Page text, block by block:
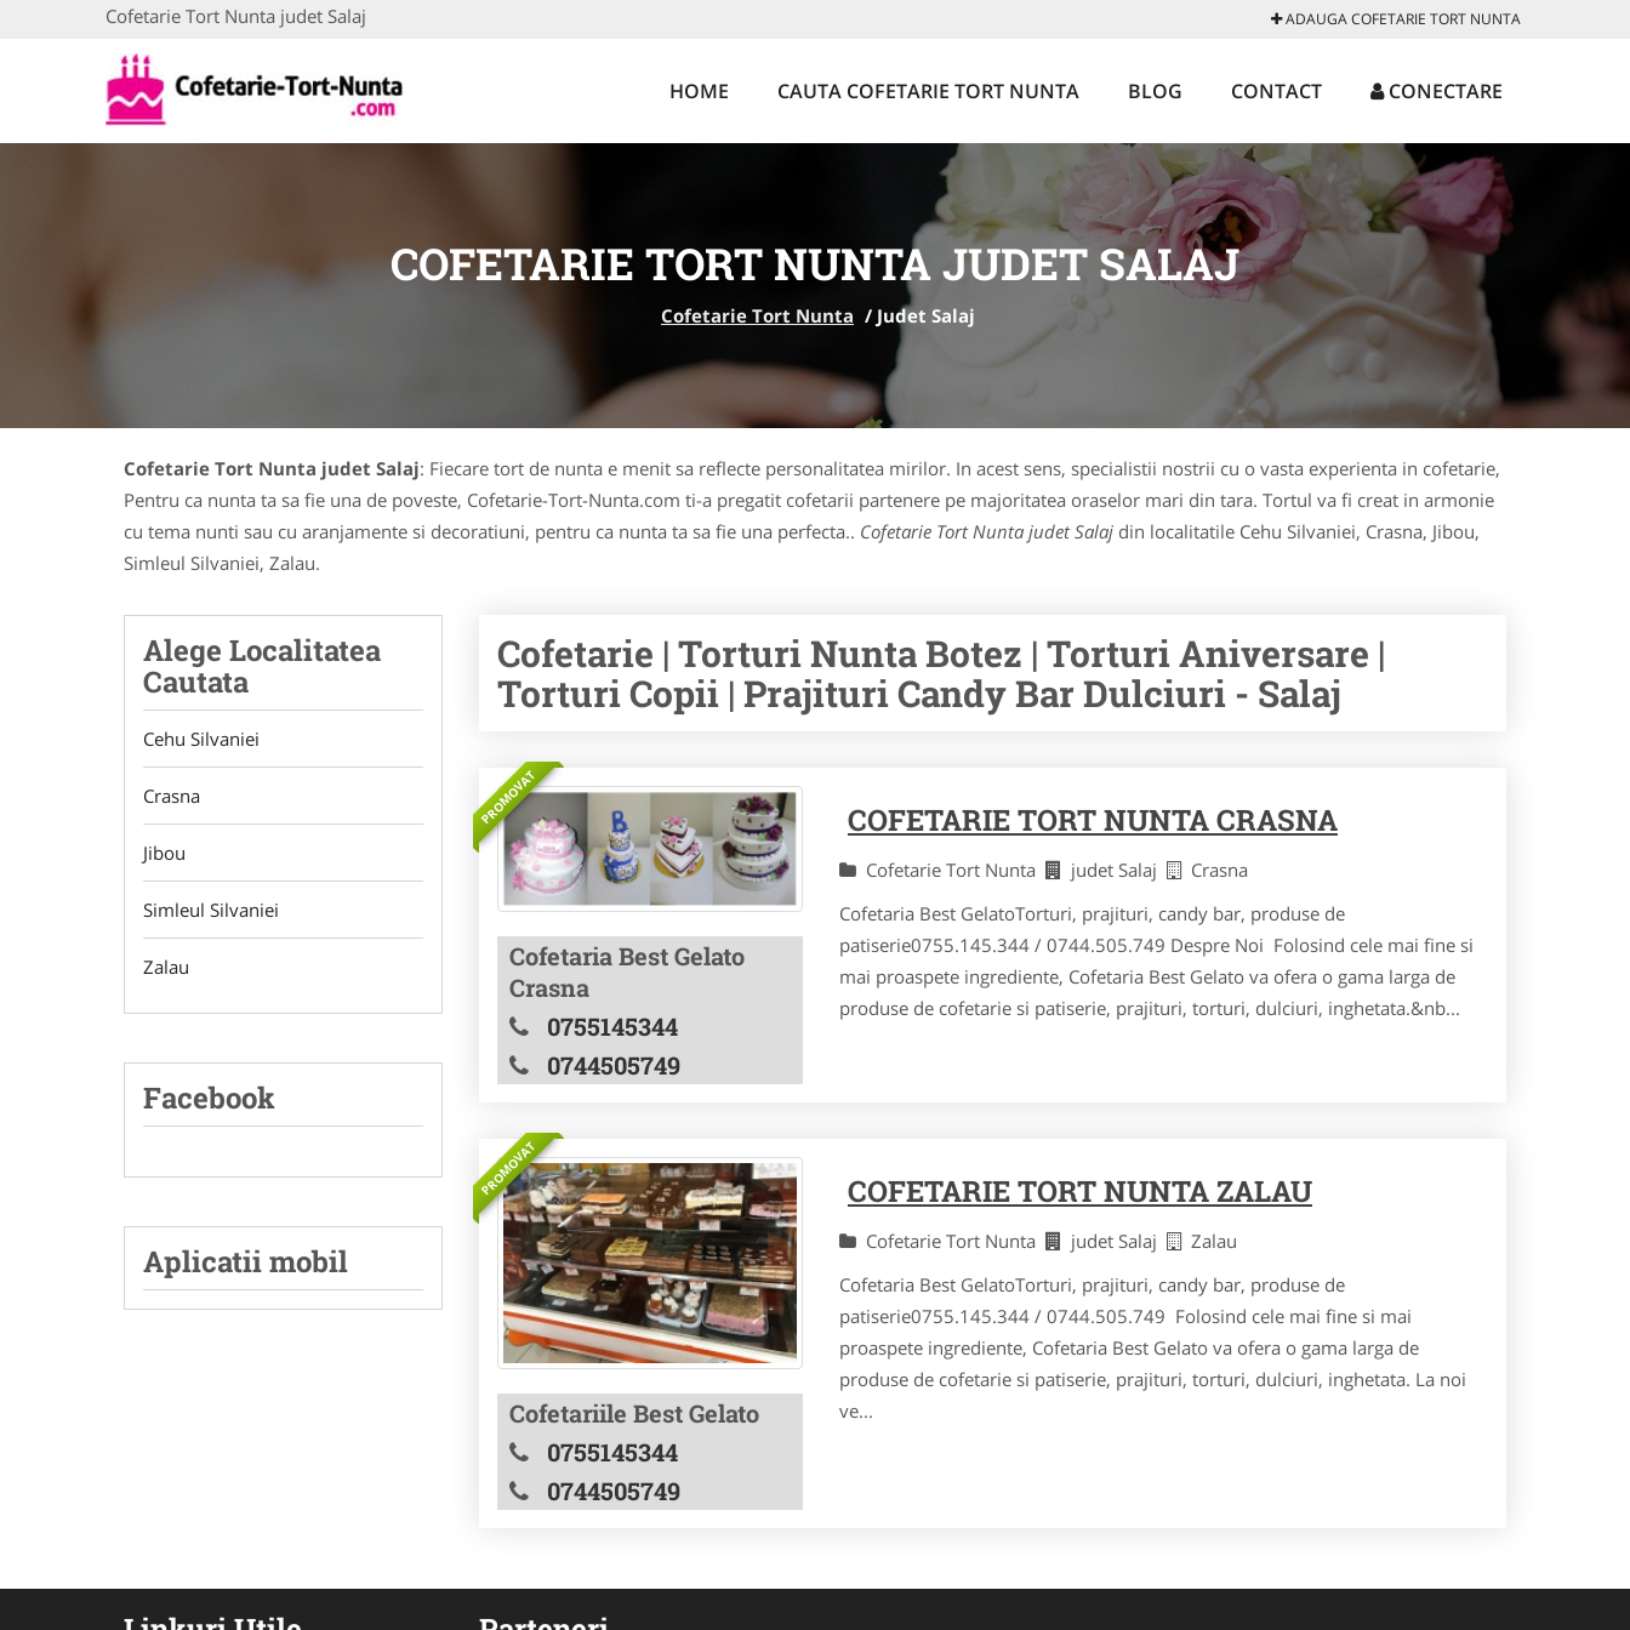
Cofetarie Tort Nunta judet Salaj ADAUGA COFETARIE TORT NUNTA
HOME CAUTA COFETARIE TORT NUNTA BLOG CONTACT CONECTARE
COFETARIE TORT NUNTA JUDET SALAJ
Cofetarie Tort Nunta / Judet Salaj
Cofetarie Tort Nunta judet Salaj: Fiecare tort de nunta e menit sa reflecte personalitatea mirilor. In acest sens, specialistii nostrii cu o vasta experienta in cofetarie,
Pentru ca nunta ta sa fie una de poveste, Cofetarie-Tort-Nunta.com ti-a pregatit cofetarii partenere pe majoritatea oraselor mari din tara. Tortul va fi creat in armonie
cu tema nunti sau cu aranjamente si decoratiuni, pentru ca nunta ta sa fie una perfecta.. Cofetarie Tort Nunta judet Salaj din localitatile Cehu Silvaniei, Crasna, Jibou,
Simleul Silvaniei, Zalau.
Alege Localitatea
Cautata
Cehu Silvaniei
Crasna
Jibou
Simleul Silvaniei
Zalau
Facebook
Aplicatii mobil
Cofetarie | Torturi Nunta Botez | Torturi Aniversare |
Torturi Copii | Prajituri Candy Bar Dulciuri - Salaj
PROMOVAT
Cofetaria Best Gelato
Crasna
0755145344
0744505749
COFETARIE TORT NUNTA CRASNA
Cofetarie Tort Nunta judet Salaj
Crasna
Cofetaria Best GelatoTorturi, prajituri, candy bar, produse de
patiserie0755.145.344 / 0744.505.749 Despre Noi Folosind cele mai fine si
mai proaspete ingrediente, Cofetaria Best Gelato va ofera o gama larga de
produse de cofetarie si patiserie, prajituri, torturi, dulciuri, inghetata.&nb...
PROMOVAT
Cofetariile Best Gelato
0755145344
0744505749
COFETARIE TORT NUNTA ZALAU
Cofetarie Tort Nunta judet Salaj
Zalau
Cofetaria Best GelatoTorturi, prajituri, candy bar, produse de
patiserie0755.145.344 / 0744.505.749 Folosind cele mai fine si mai
proaspete ingrediente, Cofetaria Best Gelato va ofera o gama larga de
produse de cofetarie si patiserie, prajituri, torturi, dulciuri, inghetata. La noi
ve...